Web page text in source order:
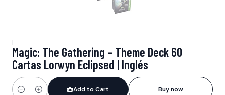
|
Magic: The Gathering – Theme Deck 60
Cartas Lorwyn Eclipsed | Inglés
Add to Cart Buy now